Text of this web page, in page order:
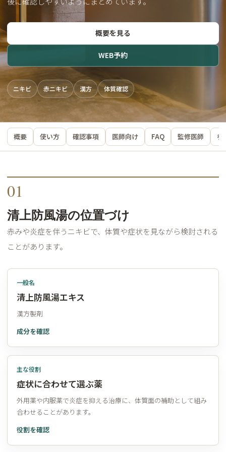
概要を見る
WEB予約
ニキビ 赤ニキビ 漢方 体質確認
概要 使い方 確認事項 医師向け FAQ 監修医師 参
01
清上防風湯の位置づけ
赤みや炎症を伴うニキビで、体質や症状を見ながら検討される
ことがあります。
一般名
清上防風湯エキス
漢方製剤
成分を確認
主な役割
症状に合わせて選ぶ薬
外用薬や内服薬で炎症を抑える治療に、体質面の補助として組み
合わせることがあります。
役割を確認